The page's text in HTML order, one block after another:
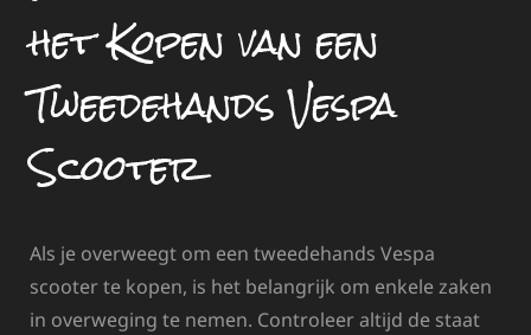
het Kopen van een
Tweedehands Vespa
Scooter
Als je overweegt om een tweedehands Vespa
scooter te kopen, is het belangrijk om enkele zaken
in overweging te nemen. Controleer altijd de staat